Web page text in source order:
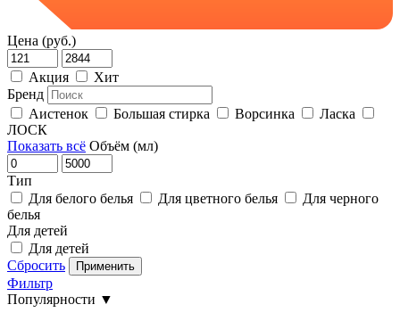
Цена (руб.)
Акция
Хит
Бренд
Аистенок
Большая стирка Ворсинка
Ласка
ЛОСК
Показать всё Объём (мл)
Тип
Для белого белья
Для цветного белья
Для черного
белья
Для детей
Для детей
Сбросить
Применить
Фильтр
Популярности ▼